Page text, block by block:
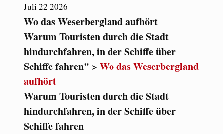
Juli 22 2026
Wo das Weserbergland aufhört
Warum Touristen durch die Stadt
hindurchfahren, in der Schiffe über
Schiffe fahren" > Wo das Weserbergland
aufhört
Warum Touristen durch die Stadt
hindurchfahren, in der Schiffe über
Schiffe fahren